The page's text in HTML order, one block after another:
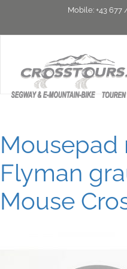
Mobile: +43 677
Mousepad
Flyman
Mouse